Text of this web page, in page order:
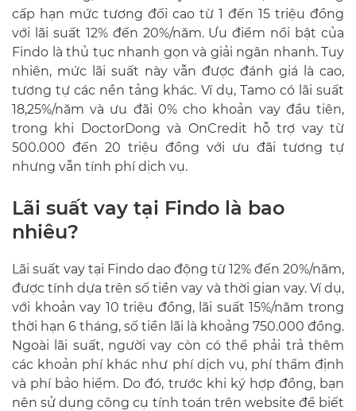
cấp hạn mức tương đối cao từ 1 đến 15 triệu đồng
với lãi suất 12% đến 20%/năm. Ưu điểm nổi bật của
Findo là thủ tục nhanh gọn và giải ngân nhanh. Tuy
nhiên, mức lãi suất này vẫn được đánh giá là cao,
tương tự các nền tảng khác. Ví dụ, Tamo có lãi suất
18,25%/năm và ưu đãi 0% cho khoản vay đầu tiên,
trong khi DoctorDong và OnCredit hỗ trợ vay từ
500.000 đến 20 triệu đồng với ưu đãi tương tự
nhưng vẫn tính phí dịch vụ.
Lãi suất vay tại Findo là bao
nhiêu?
Lãi suất vay tại Findo dao động từ 12% đến 20%/năm,
được tính dựa trên số tiền vay và thời gian vay. Ví dụ,
với khoản vay 10 triệu đồng, lãi suất 15%/năm trong
thời hạn 6 tháng, số tiền lãi là khoảng 750.000 đồng.
Ngoài lãi suất, người vay còn có thể phải trả thêm
các khoản phí khác như phí dịch vụ, phí thẩm định
và phí bảo hiểm. Do đó, trước khi ký hợp đồng, bạn
nên sử dụng công cụ tính toán trên website để biết